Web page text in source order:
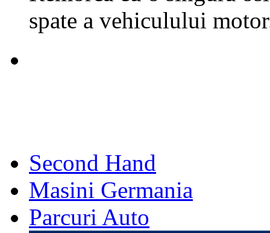
spate a vehiculului
Second Hand
Masini Germania
Parcuri Auto